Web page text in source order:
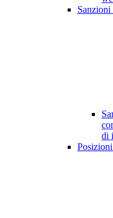
Sanzioni
di